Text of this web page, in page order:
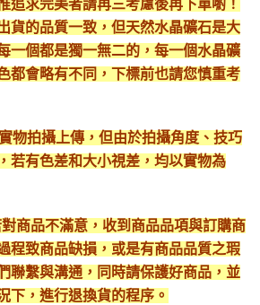
追求完美者請再三考慮後再下單喲！
貨的品質一致，但天然水晶礦石是大
一個都是獨一無二的，每一個水晶礦
都會略有不同，下標前也請您慎重考
物拍攝上傳，但由於拍攝角度、技巧
若有色差和大小視差，均以實物為
商品不滿意，收到商品品項與訂購商
程致商品缺損，或是有商品品質之瑕
聯繫與溝通，同時請保護好商品，並
下，進行退換貨的程序。